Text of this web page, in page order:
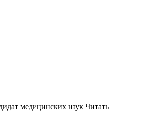
медицинских наук Читать